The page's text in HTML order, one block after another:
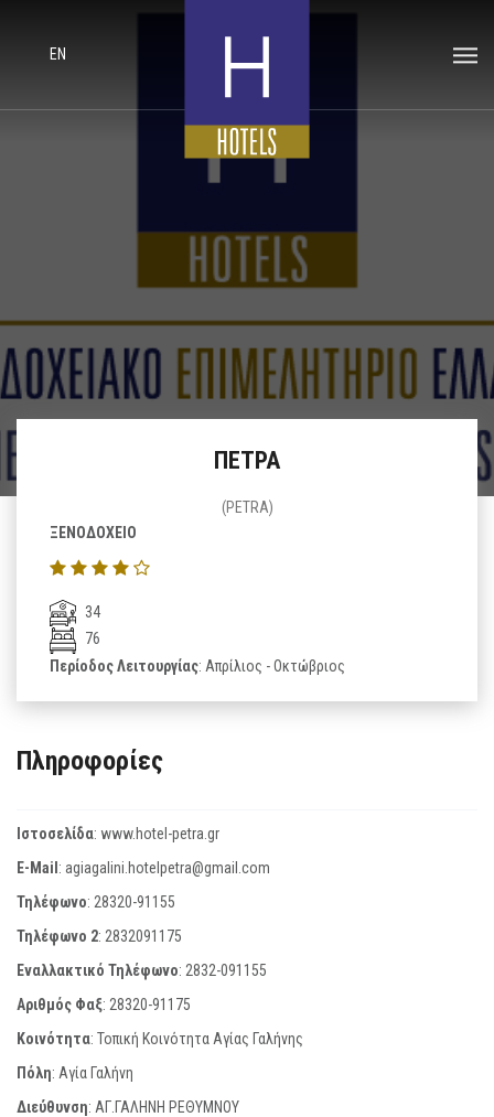
EN
ΠΕΤΡΑ
(PETRA)
ΞΕΝΟΔΟΧΕΙΟ
34
76
Περίοδος Λειτουργίας: Απρίλιος - Οκτώβριος
Πληροφορίες
Ιστοσελίδα: www.hotel-petra.gr
E-Mail: agiagalini.hotelpetra@gmail.com
Τηλέφωνο: 28320-91155
Τηλέφωνο 2: 2832091175
Εναλλακτικό Τηλέφωνο: 2832-091155
Αριθμός Φαξ: 28320-91175
Κοινότητα: Τοπική Κοινότητα Αγίας Γαλήνης
Πόλη: Αγία Γαλήνη
Διεύθυνση: ΑΓ.ΓΑΛΗΝΗ ΡΕΘΥΜΝΟΥ